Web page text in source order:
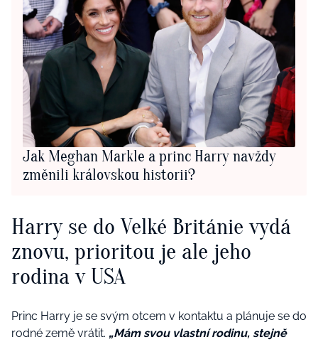
Jak Meghan Markle a princ Harry navždy
změnili královskou historii?
Harry se do Velké Británie vydá
znovu, prioritou je ale jeho
rodina v USA
Princ Harry je se svým otcem v kontaktu a plánuje se do
rodné země vrátit. „Mám svou vlastní rodinu, stejně